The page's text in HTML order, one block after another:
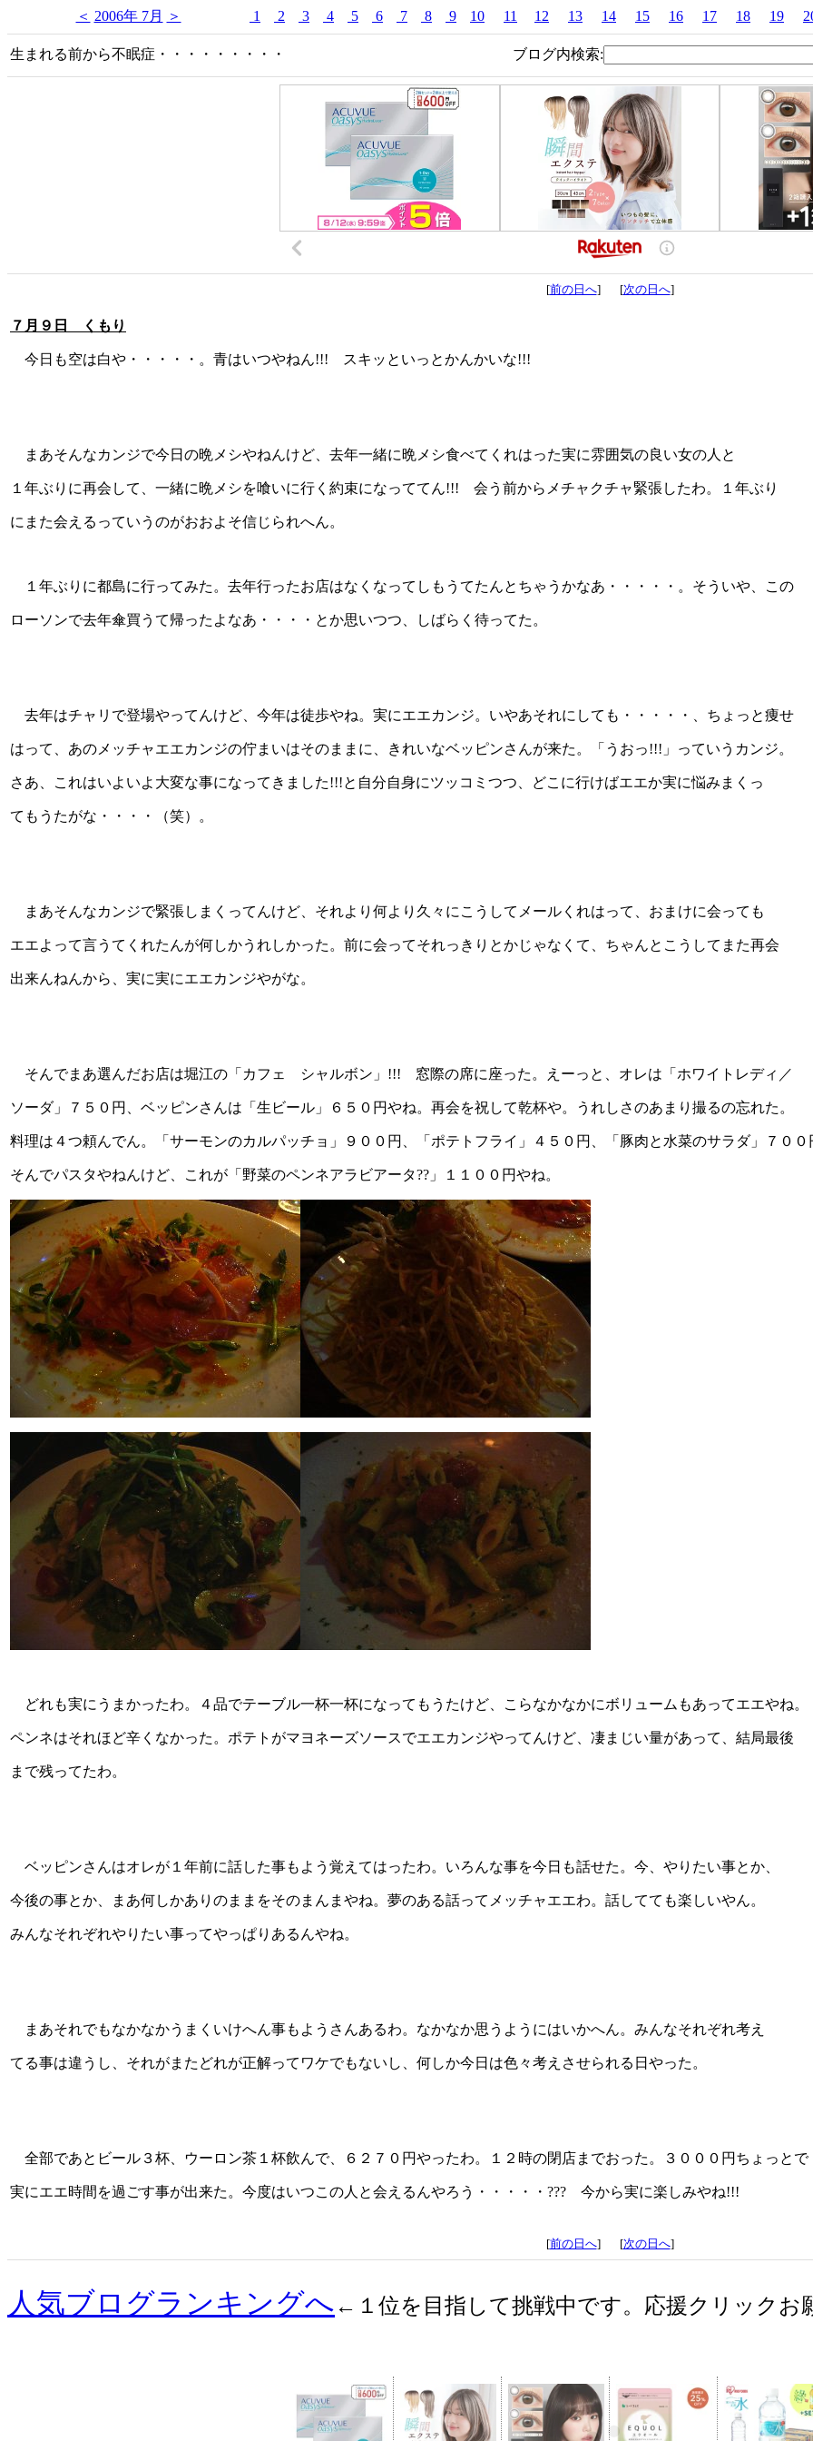
＜ 2006年 7月 ＞ 1 2 3 4 5 6 7 8 9 10 11 12 13 14 15 16 17 18 19
生まれる前から不眠症・・・・・・・・・ ブログ内検索:
[前の日へ] [次の日へ]
７月９日 くもり
今日も空は白や・・・・・。青はいつやねん!!! スキッといっとかんかいな!!!
まあそんなカンジで今日の晩メシやねんけど、去年一緒に晩メシ食べてくれはった実に雰囲気の良い女の人と
１年ぶりに再会して、一緒に晩メシを喰いに行く約束になっててん!!! 会う前からメチャクチャ緊張したわ。１年ぶり
にまた会えるっていうのがおおよそ信じられへん。
１年ぶりに都島に行ってみた。去年行ったお店はなくなってしもうてたんとちゃうかなあ・・・・・。そういや、この
ローソンで去年傘買うて帰ったよなあ・・・・とか思いつつ、しばらく待ってた。
去年はチャリで登場やってんけど、今年は徒歩やね。実にエエカンジ。いやあそれにしても・・・・・、ちょっと痩せ
はって、あのメッチャエエカンジの佇まいはそのままに、きれいなベッピンさんが来た。「うおっ!!!」っていうカンジ。
さあ、これはいよいよ大変な事になってきました!!!と自分自身にツッコミつつ、どこに行けばエエか実に悩みまくっ
てもうたがな・・・・（笑）。
まあそんなカンジで緊張しまくってんけど、それより何より久々にこうしてメールくれはって、おまけに会っても
エエよって言うてくれたんが何しかうれしかった。前に会ってそれっきりとかじゃなくて、ちゃんとこうしてまた再会
出来んねんから、実に実にエエカンジやがな。
そんでまあ選んだお店は堀江の「カフェ シャルボン」!!! 窓際の席に座った。えーっと、オレは「ホワイトレディ／
ソーダ」７５０円、ベッピンさんは「生ビール」６５０円やね。再会を祝して乾杯や。うれしさのあまり撮るの忘れた。
料理は４つ頼んでん。「サーモンのカルパッチョ」９００円、「ポテトフライ」４５０円、「豚肉と水菜のサラダ」７００
そんでパスタやねんけど、これが「野菜のペンネアラビアータ??」１１００円やね。
どれも実にうまかったわ。４品でテーブル一杯一杯になってもうたけど、こらなかなかにボリュームもあってエエやね。
ペンネはそれほど辛くなかった。ポテトがマヨネーズソースでエエカンジやってんけど、凄まじい量があって、結局最後
まで残ってたわ。
ベッピンさんはオレが１年前に話した事もよう覚えてはったわ。いろんな事を今日も話せた。今、やりたい事とか、
今後の事とか、まあ何しかありのままをそのまんまやね。夢のある話ってメッチャエエわ。話してても楽しいやん。
みんなそれぞれやりたい事ってやっぱりあるんやね。
まあそれでもなかなかうまくいけへん事もようさんあるわ。なかなか思うようにはいかへん。みんなそれぞれ考え
てる事は違うし、それがまたどれが正解ってワケでもないし、何しか今日は色々考えさせられる日やった。
全部であとビール３杯、ウーロン茶１杯飲んで、６２７０円やったわ。１２時の閉店までおった。３０００円ちょっとで
実にエエ時間を過ごす事が出来た。今度はいつこの人と会えるんやろう・・・・・??? 今から実に楽しみやね!!!
[前の日へ] [次の日へ]
人気ブログランキングへ ←１位を目指して挑戦中です。応援クリックお